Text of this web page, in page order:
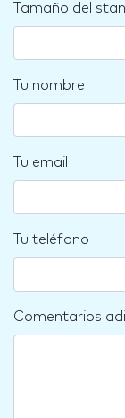
Tamaño del
Tu nombre
Tu email
Tu teléfono
Comentarios